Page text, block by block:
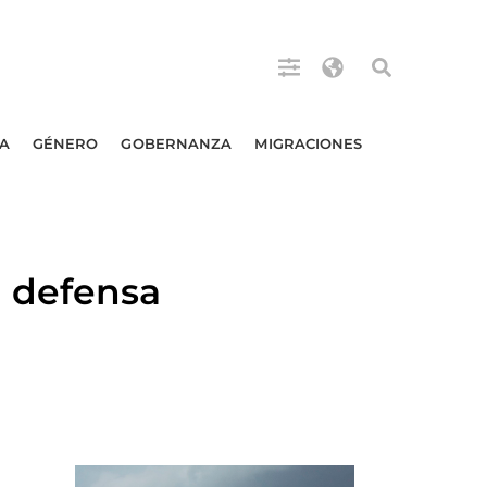
GÉNERO GOBERNANZA MIGRACIONES
defensa